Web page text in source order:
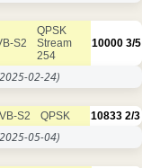
S2
QPSK
Stream
254
10000 3/5
02-24)
S2 QPSK 10833 2/3
05-04)